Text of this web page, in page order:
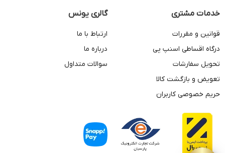
خدمات مشتری
قوانین و مقررات
درگاه اقساطی اسنپ پی
تحویل سفارشات
تعویض و بازگشت کالا
حریم خصوصی کاربران
گالری یونس
ارتباط با ما
درباره ما
سوالات متداول